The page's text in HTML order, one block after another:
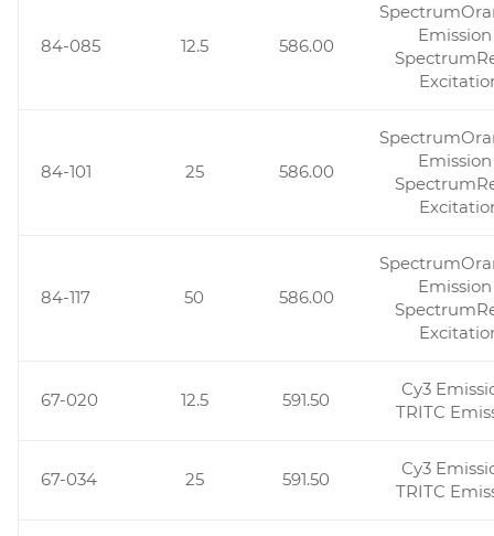
84-085 12.5 586.00
84-101 25 586.00
84-117 50 586.00
67-020 12.5 591.50
Cy3
TRITC
67-034 25 591.50
Cy3
TRITC